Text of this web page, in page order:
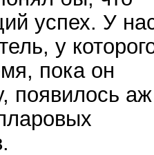
успех. У
у
пока он
появилось аж